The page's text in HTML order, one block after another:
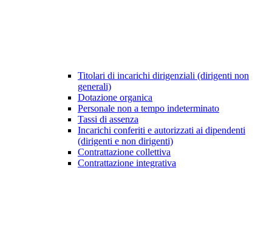
Titolari di incarichi dirigenziali (dirigenti non
generali)
Dotazione organica
Personale non a tempo indeterminato
Tassi di assenza
Incarichi conferiti e autorizzati ai dipendenti
(dirigenti e non dirigenti)
Contrattazione collettiva
Contrattazione integrativa